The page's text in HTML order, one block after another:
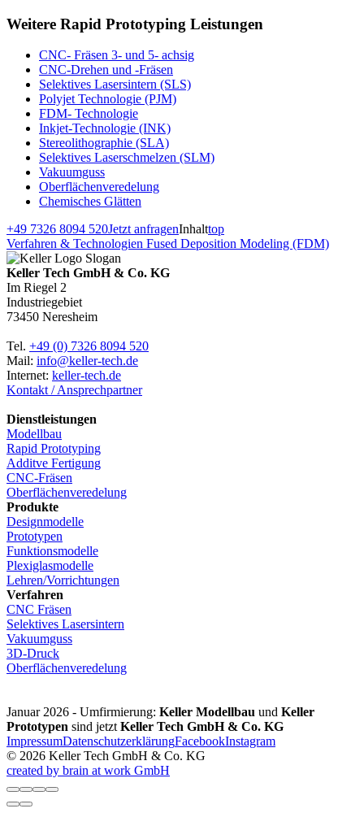
Weitere Rapid Prototyping Leistungen
CNC- Fräsen 3- und 5- achsig
CNC-Drehen und -Fräsen
Selektives Lasersintern (SLS)
Polyjet Technologie (PJM)
FDM- Technologie
Inkjet-Technologie (INK)
Stereolithographie (SLA)
Selektives Laserschmelzen (SLM)
Vakuumguss
Oberflächenveredelung
Chemisches Glätten
+49 7326 8094 520Jetzt anfragenInhalttop
Verfahren & Technologien Fused Deposition Modeling (FDM)
Keller Tech GmbH & Co. KG
Im Riegel 2
Industriegebiet
73450 Neresheim
Tel. +49 (0) 7326 8094 520
Mail: info@keller-tech.de
Internet: keller-tech.de
Kontakt / Ansprechpartner
Dienstleistungen
Modellbau
Rapid Prototyping
Additve Fertigung
CNC-Fräsen
Oberflächenveredelung
Produkte
Designmodelle
Prototypen
Funktionsmodelle
Plexiglasmodelle
Lehren/Vorrichtungen
Verfahren
CNC Fräsen
Selektives Lasersintern
Vakuumguss
3D-Druck
Oberflächenveredelung
Januar 2026 - Umfirmierung: Keller Modellbau und Keller
Prototypen sind jetztKeller Tech GmbH & Co. KG
ImpressumDatenschutzerklärungFacebookInstagram
© 2026 Keller Tech GmbH & Co. KG
created by brain at work GmbH